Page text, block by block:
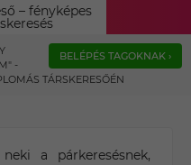
BELÉPÉS TAGOKNAK ›
-
TÁRSKERESŐÉN
a párkeresésnek,